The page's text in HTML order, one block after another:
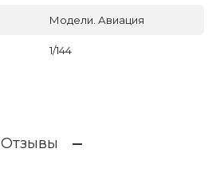
Модели. Авиация
1/144
Отзывы